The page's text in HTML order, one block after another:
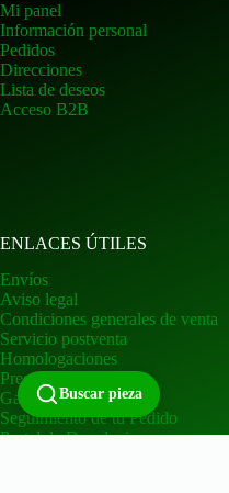
Mi panel
Información personal
Pedidos
Direcciones
Lista de deseos
Acceso B2B
ENLACES ÚTILES
Envíos
Aviso legal
Condiciones generales de venta
Servicio postventa
Homologaciones
Preguntas frecuentes
Garantía
Seguimiento de tu Pedido
Portal de Devoluciones
Buscar pieza